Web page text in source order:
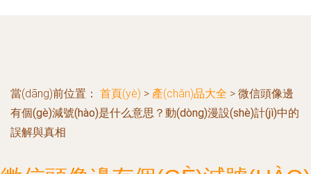
當(dāng)前位置： 首頁(yè) > 產(chǎn)品大全 > 微信頭像邊
有個(gè)減號(hào)是什么意思？動(dòng)漫設(shè)計(jì)中的
誤解與真相